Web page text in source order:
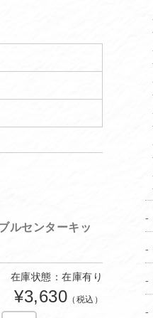
ルセンターキッ
在庫状態：在庫有り
¥3,630 （税込）